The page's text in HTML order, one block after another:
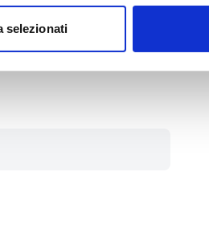
selezionati
non
di